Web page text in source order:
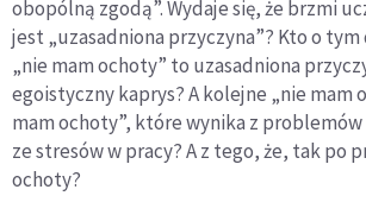
obopólną zgodą”. Wydaje się, że brzmi
jest „uzasadniona przyczyna”? Kto o
„nie mam ochoty” to uzasadniona
egoistyczny kaprys? A kolejne „nie mam
mam ochoty”, które wynika z
ze stresów w pracy? A z tego, że, tak po
ochoty?